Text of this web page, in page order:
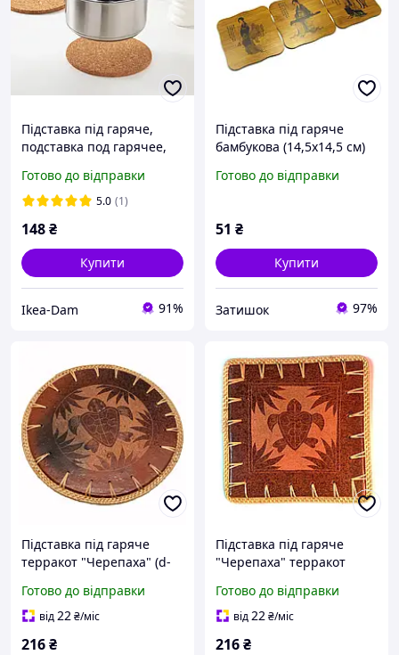
Підставка під гаряче,
подставка под гарячее,
ІКЕА HEAT, 870.777.00
Готово до відправки
5.0 (1)
148₴
Купити
Ikea-Dam 91%
Підставка під гаряче
бамбукова (14,5х14,5 см)
Готово до відправки
51 ₴
Купити
Затишок 97%
Підставка під гаряче
терракот "Черепаха" (d-
Готово до відправки
від22₴/міс
216₴
Підставка під гаряче
"Черепаха" терракот
Готово до відправки
від22₴/міс
216₴